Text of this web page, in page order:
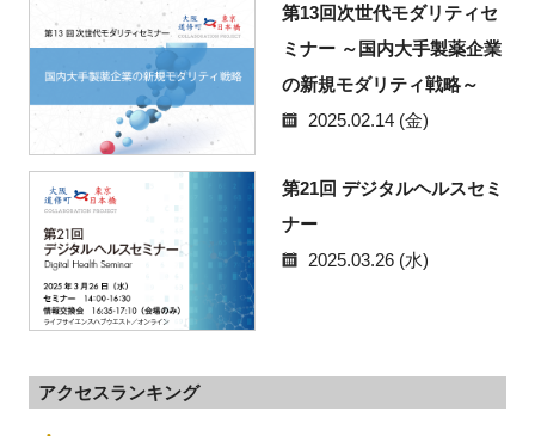
第13回次世代モダリティセ
ミナー ～国内大手製薬企業
の新規モダリティ戦略～
2025.02.14 (金)
第21回 デジタルヘルスセミ
ナー
2025.03.26 (水)
アクセスランキング